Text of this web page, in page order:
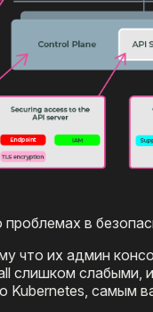
в
что их админ
слишком
Kubernetes, самым